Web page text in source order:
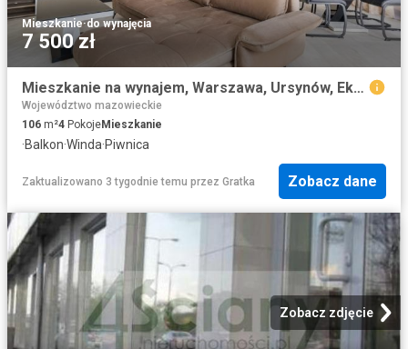
Mieszkanie·do wynajęcia
7 500 zł
Mieszkanie na wynajem, Warszawa, Ursynów, Ekologiczna
Województwo mazowieckie
106 m²4 PokojeMieszkanie
·Balkon·Winda·Piwnica
Zaktualizowano 3 tygodnie temu przez Gratka Zobacz dane
Zobacz zdjęcie